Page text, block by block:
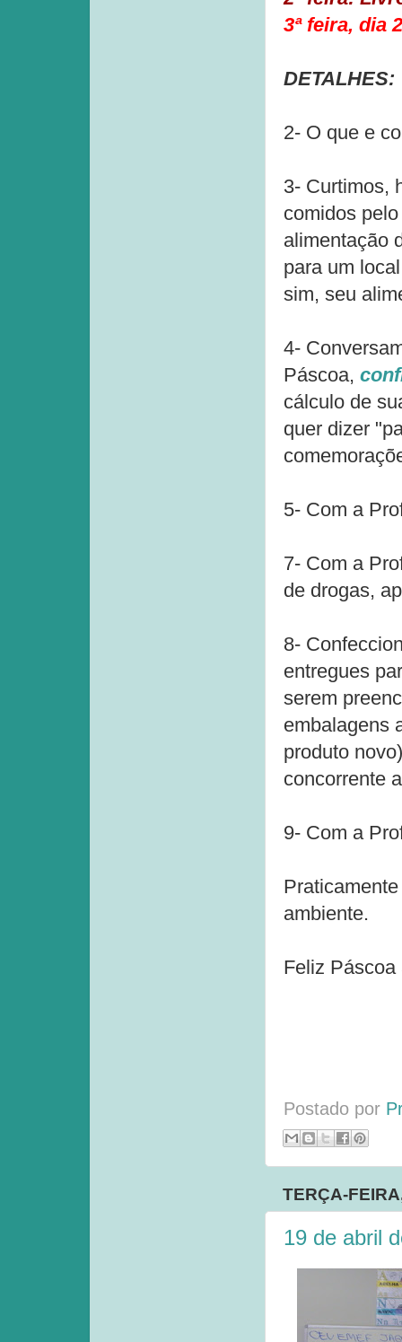
3ª feira, dia
DETALHES:
2- O que e
3- Curtimos,
comidos
alimentação
para um
sim, seu
4-
Páscoa,
cálculo de
quer dizer
5- Com a
7- Com a
de drogas,
8-
entregues
serem
embalagens
produto
concorrente
9- Com a
ambiente.
Feliz Páscoa
Postado por
TERÇA-
19 de abril